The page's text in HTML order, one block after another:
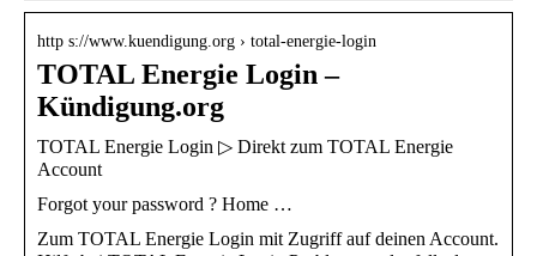
http s://www.kuendigung.org › total-energie-login
TOTAL Energie Login –
Kündigung.org
TOTAL Energie Login ▷ Direkt zum TOTAL Energie
Account
Forgot your password ? Home …
Zum TOTAL Energie Login mit Zugriff auf deinen Account.